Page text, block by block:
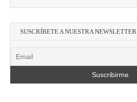
SUSCRÍBETE A NUESTRA NEWSLETTER